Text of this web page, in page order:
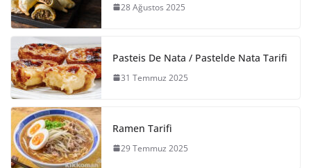
28 Ağustos 2025
Pasteis De Nata / Pastelde Nata Tarifi
31 Temmuz 2025
Ramen Tarifi
29 Temmuz 2025